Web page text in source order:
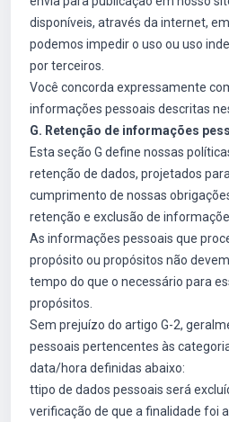
disponíveis, através da internet,
podemos impedir o uso ou uso
por terceiros.
Você concorda expressamente
informações pessoais descritas
G. Retenção de informações
Esta seção G define nossas
retenção de dados, projetados
cumprimento de nossas
retenção e exclusão de
As informações pessoais que
propósito ou propósitos não
tempo do que o necessário para
propósitos.
Sem prejuízo do artigo G-2,
pessoais pertencentes às
data/hora definidas abaixo:
ttipo de dados pessoais será
verificação de que a finalidade foi